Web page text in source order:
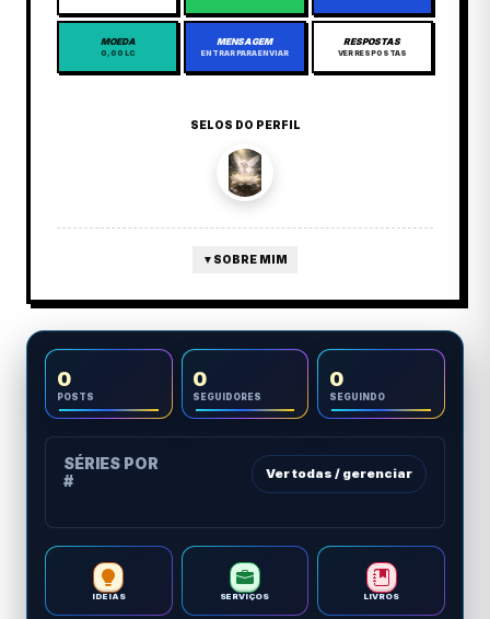
MOEDA
0,00 LC
MENSAGEM
ENTRAR PARA ENVIAR
RESPOSTAS
VER RESPOSTAS
SELOS DO PERFIL
▼ SOBRE MIM
0
POSTS
0
SEGUIDORES
0
SEGUINDO
SÉRIES POR
#
Ver todas / gerenciar
IDEIAS SERVIÇOS LIVROS